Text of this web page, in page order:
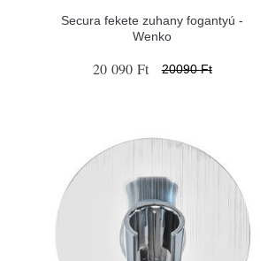
Secura fekete zuhany fogantyú -
Wenko
20 090 Ft 20090 Ft